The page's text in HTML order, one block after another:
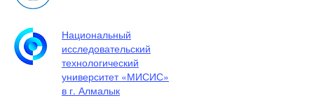
Национальный
исследовательский
технологический
университет «МИСИС»
в г. Алмалык